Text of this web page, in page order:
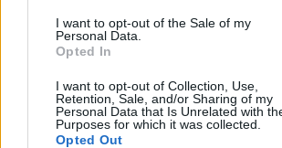
I want to opt-out of the Sale of my
Personal Data.
Opted In
I want to opt-out of Collection, Use,
Retention, Sale, and/or Sharing of my
Personal Data that Is Unrelated with
Purposes for which it was collected.
Opted Out